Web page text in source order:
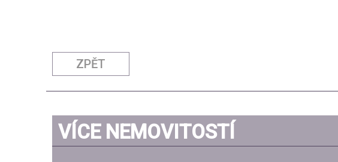
ZPĚT
VÍCE NEMOVITOSTÍ